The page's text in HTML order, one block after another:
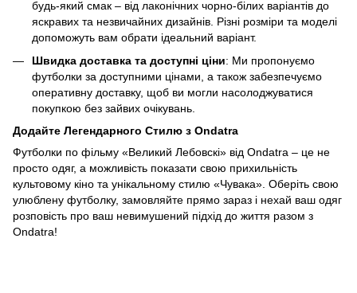
будь-який смак – від лаконічних чорно-білих варіантів до
яскравих та незвичайних дизайнів. Різні розміри та моделі
допоможуть вам обрати ідеальний варіант.
Швидка доставка та доступні ціни: Ми пропонуємо
футболки за доступними цінами, а також забезпечуємо
оперативну доставку, щоб ви могли насолоджуватися
покупкою без зайвих очікувань.
Додайте Легендарного Стилю з Ondatra
Футболки по фільму «Великий Лебовскі» від Ondatra – це не
просто одяг, а можливість показати свою прихильність
культовому кіно та унікальному стилю «Чувака». Оберіть свою
улюблену футболку, замовляйте прямо зараз і нехай ваш одяг
розповість про ваш невимушений підхід до життя разом з
Ondatra!